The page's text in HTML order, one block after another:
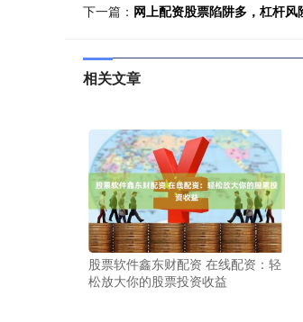
下一篇： 网上配资股票陷阱多，杠杆风
相关文章
股票软件鑫东财配资 在线配资：轻
松放大你的股票投资收益